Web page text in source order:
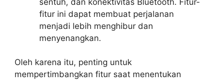
fitur ini dapat membuat perjalanan
menjadi lebih menghibur dan
menyenangkan.
Oleh karena itu, penting untuk
mempertimbangkan fitur saat menentukan